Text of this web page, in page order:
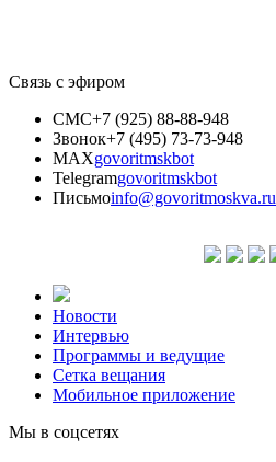
Связь с эфиром
СМС+7 (925) 88-88-948
Звонок+7 (495) 73-73-948
MAXgovoritmskbot
Telegramgovoritmskbot
Письмоinfo@govoritmoskva.ru
Новости
Интервью
Программы и ведущие
Сетка вещания
Мобильное приложение
Мы в соцсетях